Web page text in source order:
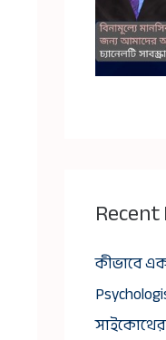
কীভাবে